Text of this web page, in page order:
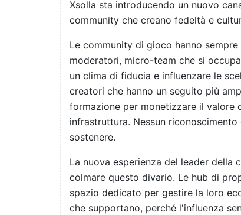
Xsolla sta introducendo un nuovo
community che creano fedeltà e
Le community di gioco hanno
moderatori, micro-team che si
un clima di fiducia e influenzare le
creatori che hanno un seguito più
formazione per monetizzare il valore
infrastruttura. Nessun
sostenere.
La nuova esperienza del leader
colmare questo divario. Le hub di
spazio dedicato per gestire la loro
che supportano, perché l'influenza